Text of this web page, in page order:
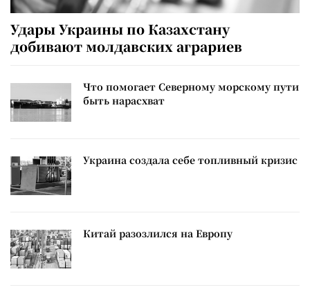
Удары Украины по Казахстану
добивают молдавских аграриев
Что помогает Северному морскому пути
быть нарасхват
Украина создала себе топливный кризис
Китай разозлился на Европу